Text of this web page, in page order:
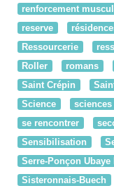
renforcement
reserve
Ressourcerie
Roller
romans
Saint Crépin
Science
se rencontrer
Sensibilisation
Serre-Ponçon Ubaye
Sisteronnais-Buech